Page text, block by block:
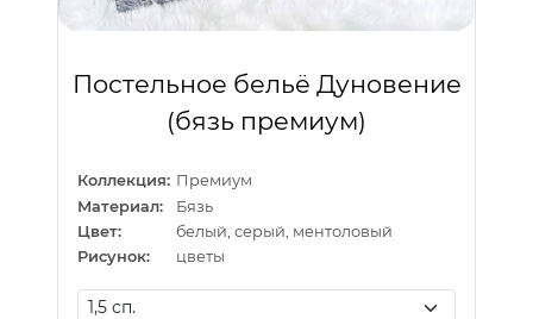
Постельное бельё Дуновение
(бязь премиум)
Коллекция: Премиум
Материал:
Бязь
Цвет:
белый, серый, ментоловый
Рисунок:
цветы